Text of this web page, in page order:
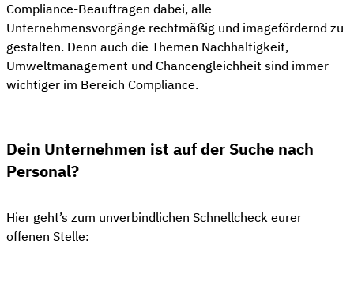
Compliance-Beauftragen dabei, alle
Unternehmensvorgänge rechtmäßig und imagefördernd zu
gestalten. Denn auch die Themen Nachhaltigkeit,
Umweltmanagement und Chancengleichheit sind immer
wichtiger im Bereich Compliance.
Dein Unternehmen ist auf der Suche nach
Personal?
Hier geht’s zum unverbindlichen Schnellcheck eurer
offenen Stelle: